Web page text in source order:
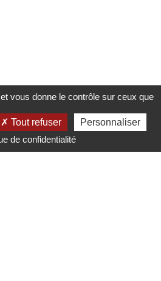
vous donne le contrôle sur ceux que
Tout refuser
Personnaliser
de confidentialité